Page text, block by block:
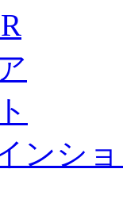
ンシ